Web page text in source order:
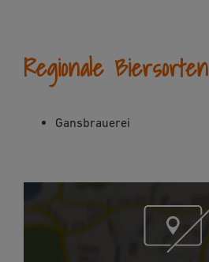
Regionale Biersorten
Gansbrauerei